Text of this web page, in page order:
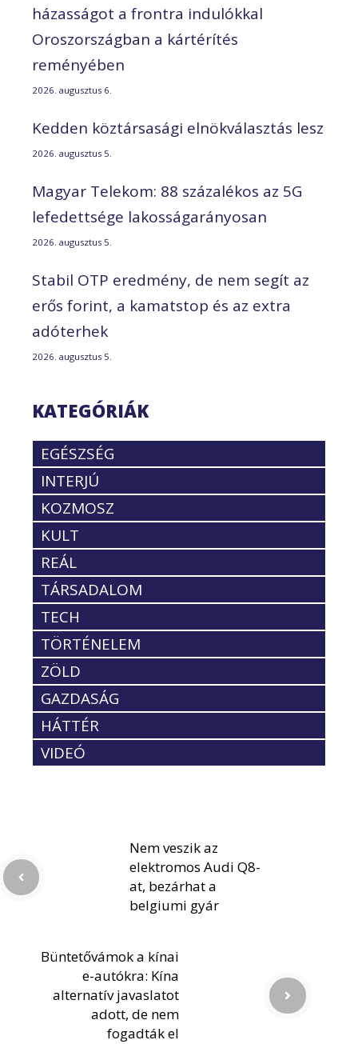
házasságot a frontra indulókkal
Oroszországban a kártérítés
reményében
2026. augusztus 6.
Kedden köztársasági elnökválasztás lesz
2026. augusztus 5.
Magyar Telekom: 88 százalékos az 5G
lefedettsége lakosságarányosan
2026. augusztus 5.
Stabil OTP eredmény, de nem segít az
erős forint, a kamatstop és az extra
adóterhek
2026. augusztus 5.
KATEGÓRIÁK
EGÉSZSÉG
INTERJÚ
KOZMOSZ
KULT
REÁL
TÁRSADALOM
TECH
TÖRTÉNELEM
ZÖLD
GAZDASÁG
HÁTTÉR
VIDEÓ
Nem veszik az
elektromos Audi Q8-
at, bezárhat a
belgiumi gyár
Büntetővámok a kínai
e-autókra: Kína
alternatív javaslatot
adott, de nem
fogadták el